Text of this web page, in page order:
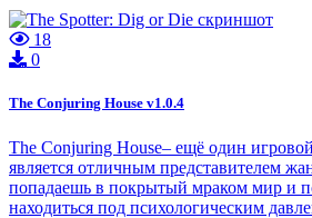
18
0
The Conjuring House v1.0.4
The Conjuring House– ещё один
является отличным представителем
попадаешь в покрытый мраком мир и
находиться под психологическим